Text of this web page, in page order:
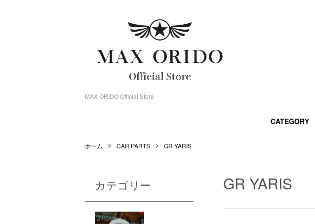
MAX ORIDO Official Store
CATEGORY
ホーム CAR PARTS GR YARIS
GR YARIS
カテゴリー